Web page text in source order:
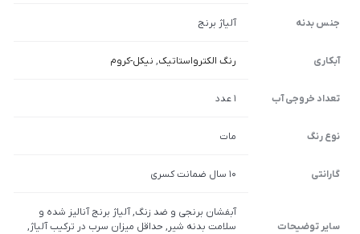
جنس بدنه آلیاژ برنج
آبکاری رنگ الکترواستاتیک, نیکل-کروم
تعداد خروجی آب 1 عدد
نوع رنگ مات
گارانتی 10 سال ضمانت کسری
سایر توضیحات
آبفشان برنجی و ضد زنگ, آلیاژ برنج آنالیز شده و
سلامت بدنه شیر, حداقل میزان سرب در ترکیب آلیاژ,